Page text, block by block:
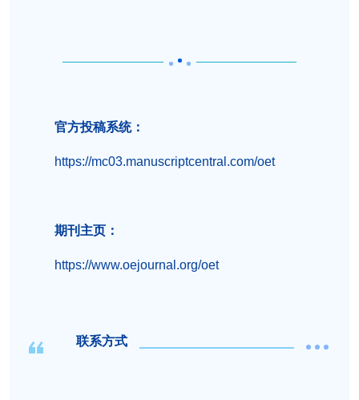
官方投稿系统：
https://mc03.manuscriptcentral.com/oet
期刊主页：
https://www.oejournal.org/oet
联系方式